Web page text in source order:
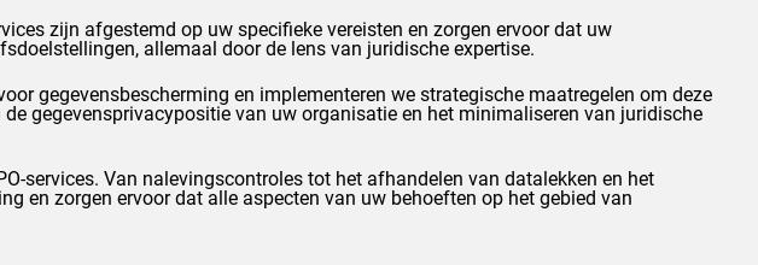
zijn afgestemd op uw specifieke vereisten en zorgen ervoor dat uw
allemaal door de lens van juridische expertise.
gegevensbescherming en implementeren we strategische maatregelen om deze
gegevensprivacypositie van uw organisatie en het minimaliseren van juridische
services. Van nalevingscontroles tot het afhandelen van datalekken en het
en zorgen ervoor dat alle aspecten van uw behoeften op het gebied van